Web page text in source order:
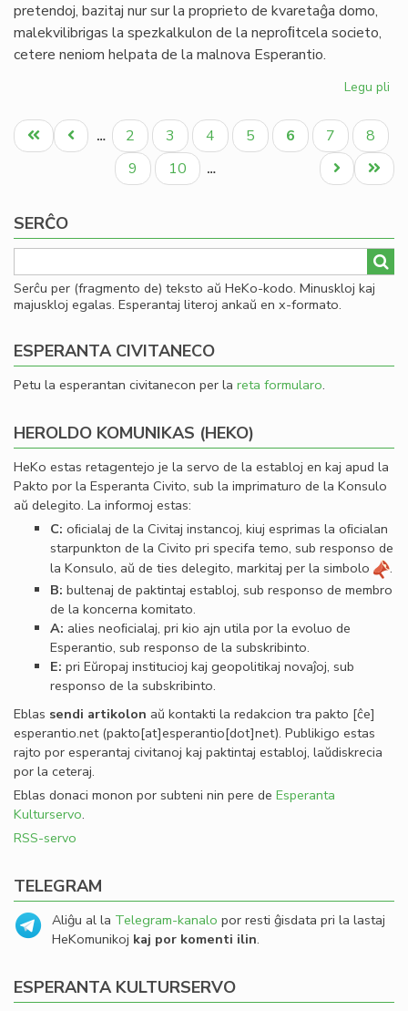
pretendoj, bazitaj nur sur la proprieto de kvaretaĝa domo,
malekvilibrigas la spezkalkulon de la neproﬁtcela societo,
cetere neniom helpata de la malnova Esperantio.
Legu pli
la
Pagination
Unua
paĝo
Antaŭa
paĝo
… Paĝo
2 Paĝo
3 Paĝo
4 Paĝo
5
Aktuala
paĝo
6 Paĝo
7 Paĝo
8
Paĝo
9 Paĝo
10 …
Last
page
Next
page
SERĈO
Serĉu per (fragmento de) teksto aŭ HeKo-kodo. Minuskloj kaj
majuskloj egalas. Esperantaj literoj ankaŭ en x-formato.
ESPERANTA CIVITANECO
Petu la esperantan civitanecon per la reta formularo.
HEROLDO KOMUNIKAS (HEKO)
HeKo estas retagentejo je la servo de la establoj en kaj apud la
Pakto por la Esperanta Civito, sub la imprimaturo de la Konsulo
aŭ delegito. La informoj estas:
C: oﬁcialaj de la Civitaj instancoj, kiuj esprimas la oﬁcialan
starpunkton de la Civito pri specifa temo, sub responso de
la Konsulo, aŭ de ties delegito, markitaj per la simbolo
.
B: bultenaj de paktintaj establoj, sub responso de membro
de la koncerna komitato.
A: alies neoﬁcialaj, pri kio ajn utila por la evoluo de
Esperantio, sub responso de la subskribinto.
E: pri Eŭropaj institucioj kaj geopolitikaj novaĵoj, sub
responso de la subskribinto.
Eblas sendi artikolon aŭ kontakti la redakcion tra pakto [ĉe]
esperantio.net(pakto[at]esperantio[dot]net). Publikigo estas
rajto por esperantaj civitanoj kaj paktintaj establoj, laŭdiskrecia
por la ceteraj.
Eblas donaci monon por subteni nin pere de Esperanta
Kulturservo.
RSS-servo
TELEGRAM
Aliĝu al la Telegram-kanalo por resti ĝisdata pri la lastaj
HeKomunikoj kaj por komenti ilin.
ESPERANTA KULTURSERVO